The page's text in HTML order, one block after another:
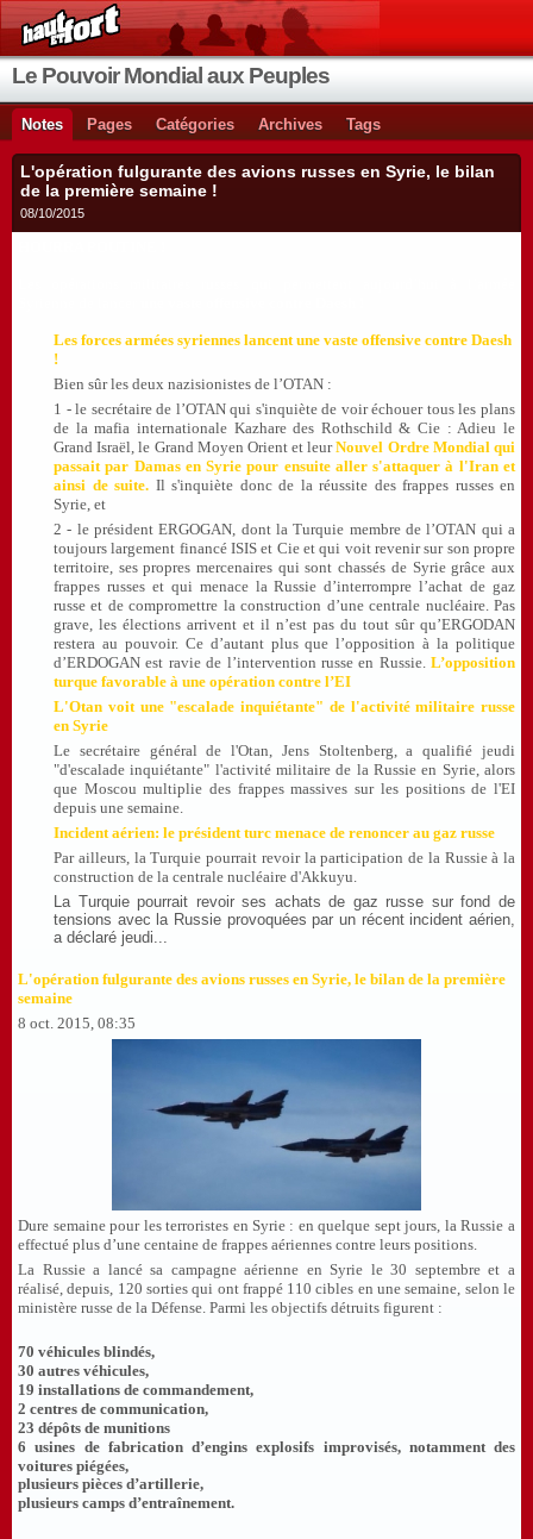
Le Pouvoir Mondial aux Peuples
Notes Pages Catégories Archives Tags
L'opération fulgurante des avions russes en Syrie, le bilan
de la première semaine !
08/10/2015
Les forces armées syriennes lancent une vaste offensive contre Daesh
!
Bien sûr les deux nazisionistes de l’OTAN :
1 - le secrétaire de l’OTANqui s'inquiète de voir échouer tous les plans
de la mafia internationale Kazhare des Rothschild & Cie : Adieu le
Grand Israël, le Grand Moyen Orient et leur Nouvel Ordre Mondial qui
passait par Damas en Syrie pour ensuite aller s'attaquer à l'Iran et
ainsi de suite. Il s'inquiète donc de la réussite des frappes russes en
Syrie, et
2 - le président ERGOGAN, dont la Turquie membre de l’OTAN qui a
toujours largement financé ISIS et Cie et qui voit revenir sur son propre
territoire, ses propres mercenaires qui sont chassés de Syrie grâce aux
frappes russes et qui menace la Russie d’interrompre l’achat de gaz
russe et de compromettre la construction d’une centrale nucléaire. Pas
grave, les élections arrivent et il n’est pas du tout sûr qu’ERGODAN
restera au pouvoir. Ce d’autant plus que l’opposition à la politique
d’ERDOGAN est ravie de l’intervention russe en Russie. L’opposition
turque favorable à une opération contre l’EI
L'Otan voit une "escalade inquiétante" de l'activité militaire russe
en Syrie
Le secrétaire général de l'Otan, Jens Stoltenberg, a qualifié jeudi
"d'escalade inquiétante" l'activité militaire de la Russie en Syrie, alors
que Moscou multiplie des frappes massives sur les positions de l'EI
depuis une semaine.
Incident aérien: le président turc menace de renoncer au gaz russe
Par ailleurs, la Turquie pourrait revoir la participation de la Russie à la
construction de la centrale nucléaire d'Akkuyu.
La Turquie pourrait revoir ses achats de gaz russe sur fond de
tensions avec la Russie provoquées par un récent incident aérien,
a déclaré jeudi...
L'opération fulgurante des avions russes en Syrie, le bilan de la première
semaine
8 oct. 2015, 08:35
Dure semaine pour les terroristes en Syrie : en quelque sept jours, la Russie a
effectué plus d’une centaine de frappes aériennes contre leurs positions.
La Russie a lancé sa campagne aérienne en Syrie le 30 septembre et a
réalisé, depuis, 120 sorties qui ont frappé 110 cibles en une semaine, selon le
ministère russe de la Défense. Parmi les objectifs détruits figurent :
70 véhicules blindés,
30 autres véhicules,
19 installations de commandement,
2 centres de communication,
23 dépôts de munitions
6 usines de fabrication d’engins explosifs improvisés, notamment des
voitures piégées,
plusieurs pièces d’artillerie,
plusieurs camps d’entraînement.